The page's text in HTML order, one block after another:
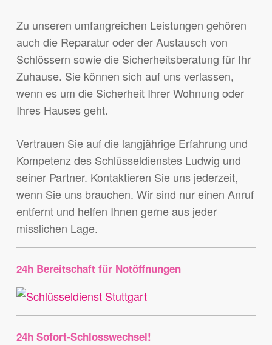
Zu unseren umfangreichen Leistungen gehören
auch die Reparatur oder der Austausch von
Schlössern sowie die Sicherheitsberatung für Ihr
Zuhause. Sie können sich auf uns verlassen,
wenn es um die Sicherheit Ihrer Wohnung oder
Ihres Hauses geht.
Vertrauen Sie auf die langjährige Erfahrung und
Kompetenz des Schlüsseldienstes Ludwig und
seiner Partner. Kontaktieren Sie uns jederzeit,
wenn Sie uns brauchen. Wir sind nur einen Anruf
entfernt und helfen Ihnen gerne aus jeder
misslichen Lage.
24h Bereitschaft für Notöffnungen
24h Sofort-Schlosswechsel!